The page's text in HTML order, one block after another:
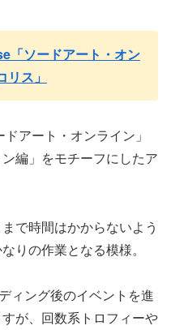
「ソードアート・オン
ス」
アート・オンライン」
編」をモチーフにしたア
で時間はかからないよう
りの作業となる模様。
ィング後のイベントを進
が、回数系トロフィーや